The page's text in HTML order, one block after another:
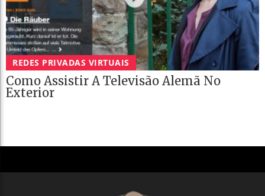
REDES PRIVADAS VIRTUAIS
Como Assistir A Televisão Alemã No
Exterior